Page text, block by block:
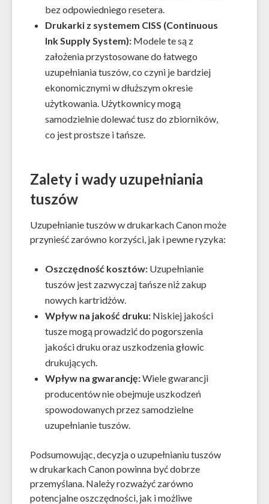
bez odpowiedniego resetera.
Drukarki z systemem CISS (Continuous
Ink Supply System): Modele te są z
założenia przystosowane do łatwego
uzupełniania tuszów, co czyni je bardziej
ekonomicznymi w dłuższym okresie
użytkowania. Użytkownicy mogą
samodzielnie dolewać tusz do zbiorników,
co jest prostsze i tańsze.
Zalety i wady uzupełniania
tuszów
Uzupełnianie tuszów w drukarkach Canon może
przynieść zarówno korzyści, jak i pewne ryzyka:
Oszczędność kosztów: Uzupełnianie
tuszów jest zazwyczaj tańsze niż zakup
nowych kartridżów.
Wpływ na jakość druku: Niskiej jakości
tusze mogą prowadzić do pogorszenia
jakości druku oraz uszkodzenia głowic
drukujących.
Wpływ na gwarancję:Wiele gwarancji
producentów nie obejmuje uszkodzeń
spowodowanych przez samodzielne
uzupełnianie tuszów.
Podsumowując, decyzja o uzupełnianiu tuszów
w drukarkach Canon powinna być dobrze
przemyślana. Należy rozważyć zarówno
potencjalne oszczędności, jak i możliwe